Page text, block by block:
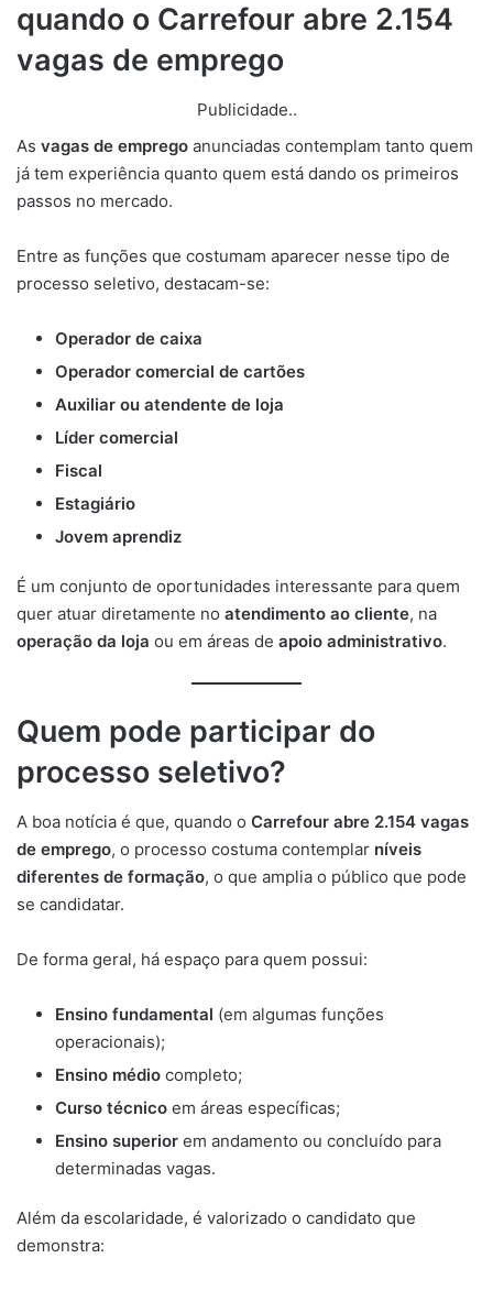
quando o Carrefour abre 2.154
vagas de emprego
Publicidade..
As vagas de emprego anunciadas contemplam tanto quem
já tem experiência quanto quem está dando os primeiros
passos no mercado.
Entre as funções que costumam aparecer nesse tipo de
processo seletivo, destacam-se:
Operador de caixa
Operador comercial de cartões
Auxiliar ou atendente de loja
Líder comercial
Fiscal
Estagiário
Jovem aprendiz
É um conjunto de oportunidades interessante para quem
quer atuar diretamente no atendimento ao cliente, na
operação da loja ou em áreas de apoio administrativo.
Quem pode participar do
processo seletivo?
A boa notícia é que, quando o Carrefour abre 2.154 vagas
de emprego, o processo costuma contemplar níveis
diferentes de formação, o que amplia o público que pode
se candidatar.
De forma geral, há espaço para quem possui:
Ensino fundamental (em algumas funções
operacionais);
Ensino médio completo;
Curso técnico em áreas específicas;
Ensino superior em andamento ou concluído para
determinadas vagas.
Além da escolaridade, é valorizado o candidato que
demonstra: